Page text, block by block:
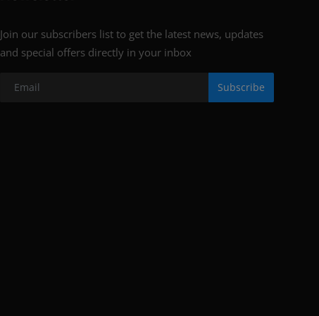
Join our subscribers list to get the latest news, updates
and special offers directly in your inbox
Subscribe